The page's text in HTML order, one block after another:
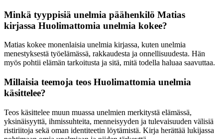
Minkä tyyppisiä unelmia päähenkilö Matias
kirjassa Huolimattomia unelmia kokee?
Matias kokee monenlaisia unelmia kirjassa, kuten unelmia
menestyksestä työelämässä, rakkaudesta ja onnellisuudesta. Hän
myös pohtii elämän tarkoitusta ja sitä, mitä todella haluaa saavuttaa.
Millaisia teemoja teos Huolimattomia unelmia
käsittelee?
Teos käsittelee muun muassa unelmien merkitystä elämässä,
yksinäisyyttä, ihmissuhteita, menneisyyden ja tulevaisuuden välisiä
ristiriitoja sekä oman identiteetin löytämistä. Kirja herättää lukijassa